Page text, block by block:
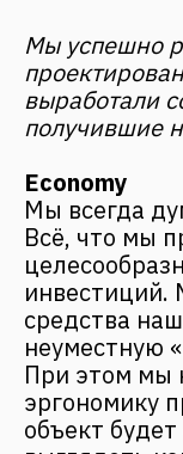
Проектируемые
быть
Ваших гостей,
персонала, так и
объекта должен
ПО
МИНИ-